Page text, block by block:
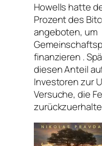
Howells hatte
Prozent des
angeboten, um
finanzieren .
diesen Anteil
Investoren zur
Versuche, die